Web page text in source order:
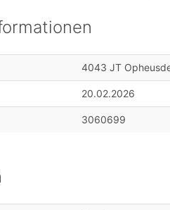
4043 JT
20.02.2026
3060699